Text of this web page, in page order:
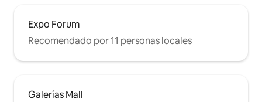
Expo Forum
Recomendado por 11 personas locales
Galerías Mall